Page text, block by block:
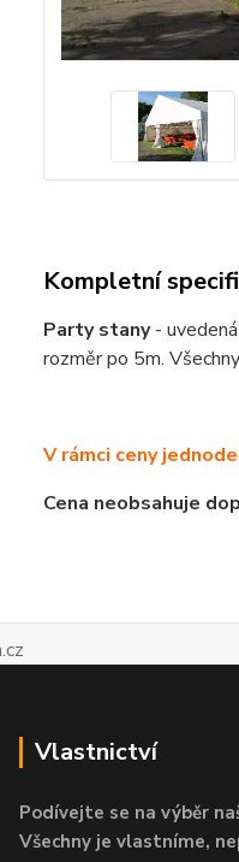
Kompletní
Party stany-
rozměr po 5m.
V rámci ceny
Cena neobsahuje
Vlastnictví
Podívejte se na výběr
Všechny je vlastníme,